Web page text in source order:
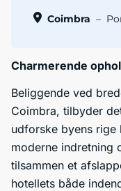
Coimbra –
Charmerende
Beliggende ved
Coimbra, tilbyder
udforske byens
moderne indretning
tilsammen et
hotellets både